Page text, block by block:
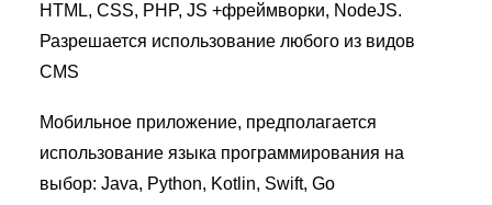
HTML, CSS, PHP, JS +фреймворки, NodeJS.
Разрешается использование любого из видов
CMS
Мобильное приложение, предполагается
использование языка программирования на
выбор: Java, Python, Kotlin, Swift, Go